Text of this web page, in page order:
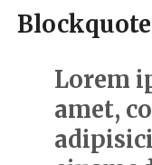
https://
timepiece
assortment
Blockquote
Lorem
amet,